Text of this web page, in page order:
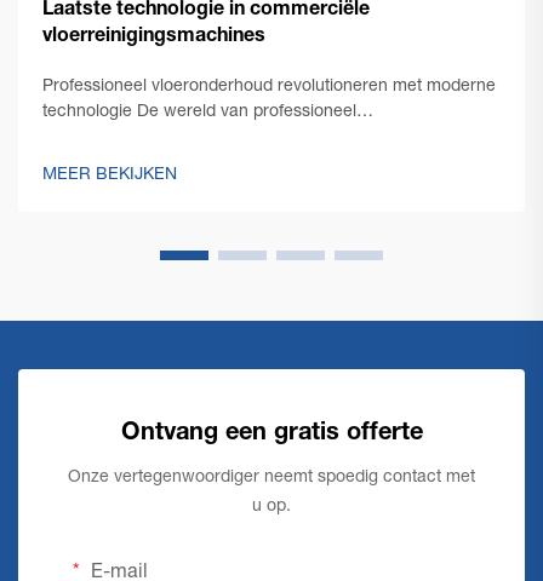
Laatste technologie in commerciële
vloerreinigingsmachines
Professioneel vloeronderhoud revolutioneren met moderne
technologie De wereld van professioneel
transformatie doorgemaakt met de opkomst van
MEER BEKIJKEN
Ontvang een gratis offerte
Onze vertegenwoordiger neemt spoedig contact met
u op.
E-mail